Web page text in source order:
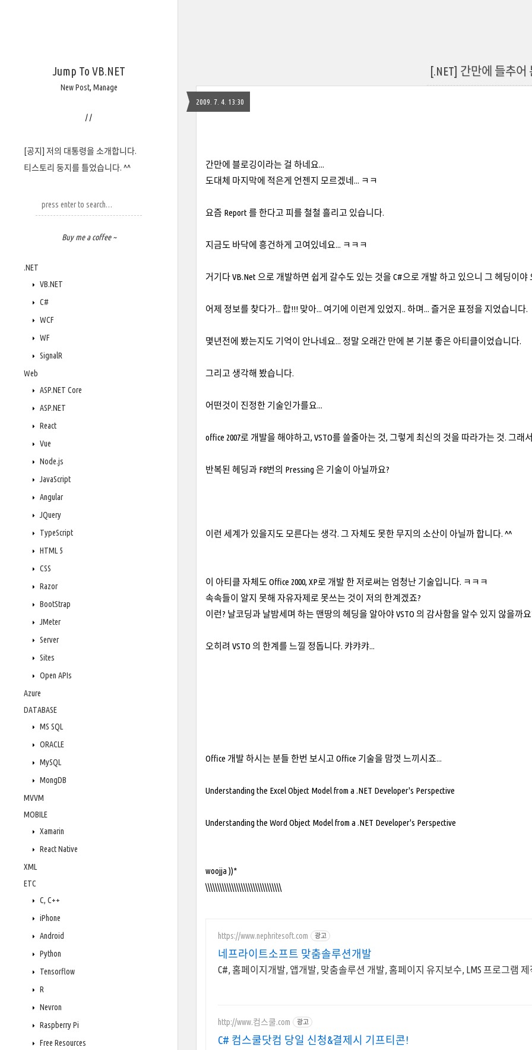
Jump To VB.NET
New Post, Manage
/ /
[공지] 저의 대통령을 소개합니다.
티스토리 둥지를 틀었습니다. ^^
Buy me a coffee ~
.NET
VB.NET
C#
WCF
WF
SignalR
Web
ASP.NET Core
ASP.NET
React
Vue
Node.js
JavaScript
Angular
JQuery
TypeScript
HTML 5
CSS
Razor
BootStrap
JMeter
Server
Sites
Open APIs
Azure
DATABASE
MS SQL
ORACLE
MySQL
MongDB
MVVM
MOBILE
Xamarin
React Native
XML
ETC
C, C++
iPhone
Android
Python
Tensorflow
R
Nevron
Raspberry Pi
Free Resources
[.NET] 간만에 들추어
2009. 7. 4. 13:30
간만에 블로깅이라는 걸 하네요...
도대체 마지막에 적은게 언젠지 모르겠네... ㅋㅋ
요즘 Report 를 한다고 피를 철철 흘리고 있습니다.
지금도 바닥에 흥건하게 고여있네요... ㅋㅋㅋ
거기다 VB.Net 으로 개발하면 쉽게 갈수도 있는 것을 C#으로 개발 하고 있으니 그 헤딩이
어제 정보를 찾다가... 합!!! 맞아... 여기에 이런게 있었지.. 하며... 즐거운 표정을 지었습니다.
몇년전에 봤는지도 기억이 안나네요... 정말 오래간 만에 본 기분 좋은 아티클이었습니다.
그리고 생각해 봤습니다.
어떤것이 진정한 기술인가를요...
office 2007로 개발을 해야하고, VSTO를 쓸줄아는 것, 그렇게 최신의 것을 따라가는 것. 그래
반복된 헤딩과 F8번의 Pressing 은 기술이 아닐까요?
이런 세계가 있을지도 모른다는 생각. 그 자체도 못한 무지의 소산이 아닐까 합니다. ^^
이 아티클 자체도 Office 2000, XP로 개발 한 저로써는 엄청난 기술입니다. ㅋㅋㅋ
속속들이 알지 못해 자유자제로 못쓰는 것이 저의 한계겠죠?
이런? 날코딩과 날밤세며 하는 맨땅의 헤딩을 알아야 VSTO 의 감사함을 알수 있지 않을까요
오히려 VSTO 의 한계를 느낄 정돕니다. 캬캬캬...
Office 개발 하시는 분들 한번 보시고 Office 기술을 맘껏 느끼시죠...
Understanding the Excel Object Model from a .NET Developer's Perspective
Understanding the Word Object Model from a .NET Developer's Perspective
woojja ))*
\\\\\\\\\\\\\\\\\\\\\\\\\\\\\\\\
https://www.nephritesoft.com 광고
네프라이트소프트 맞춤솔루션개발
C#, 홈페이지개발, 앱개발, 맞춤솔루션 개발, 홈페이지 유지보수, LMS 프로그램
http://www.컴스쿨.com 광고
C# 컴스쿨닷컴 당일 신청&결제시 기프티콘!